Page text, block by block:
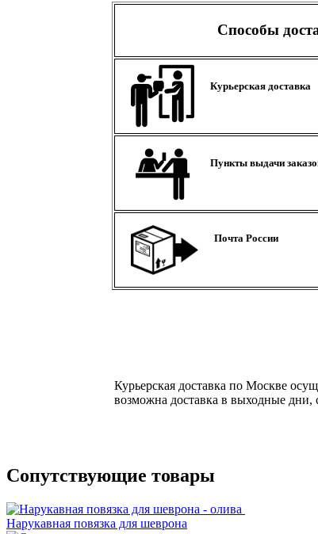
Способы
Курьерская доставка
Пункты выдачи
Почта России
Курьерская доставка по Москве
возможна доставка в выходные дни,
Сопутствующие товары
Нарукавная повязка для шеврона